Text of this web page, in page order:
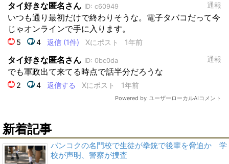
新着記事
バンコクの名門校で生徒が拳銃で後輩を脅迫か 学
校が声明、警察が捜査